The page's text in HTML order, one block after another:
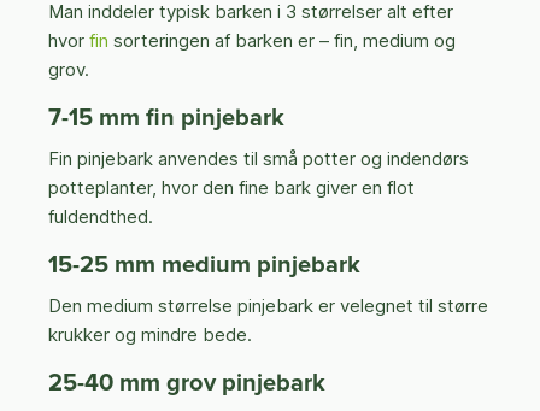
Man inddeler typisk barken i 3 størrelser alt efter
hvor fin sorteringen af barken er – fin, medium og
grov.
7-15 mm fin pinjebark
Fin pinjebark anvendes til små potter og indendørs
potteplanter, hvor den fine bark giver en flot
fuldendthed.
15-25 mm medium pinjebark
Den medium størrelse pinjebark er velegnet til større
krukker og mindre bede.
25-40 mm grov pinjebark